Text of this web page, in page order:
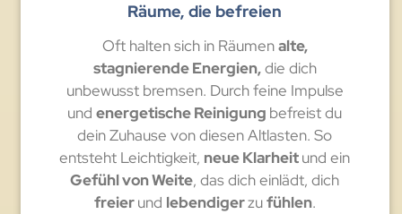
Räume, die befreien
Oft halten sich in Räumenalte,
stagnierende Energien,die dich
unbewusst bremsen. Durch feine Impulse
undenergetische Reinigung befreist du
dein Zuhause von diesen Altlasten. So
entsteht Leichtigkeit, neue Klarheitund ein
Gefühl von Weite, das dich einlädt, dich
freierund lebendigerzufühlen.